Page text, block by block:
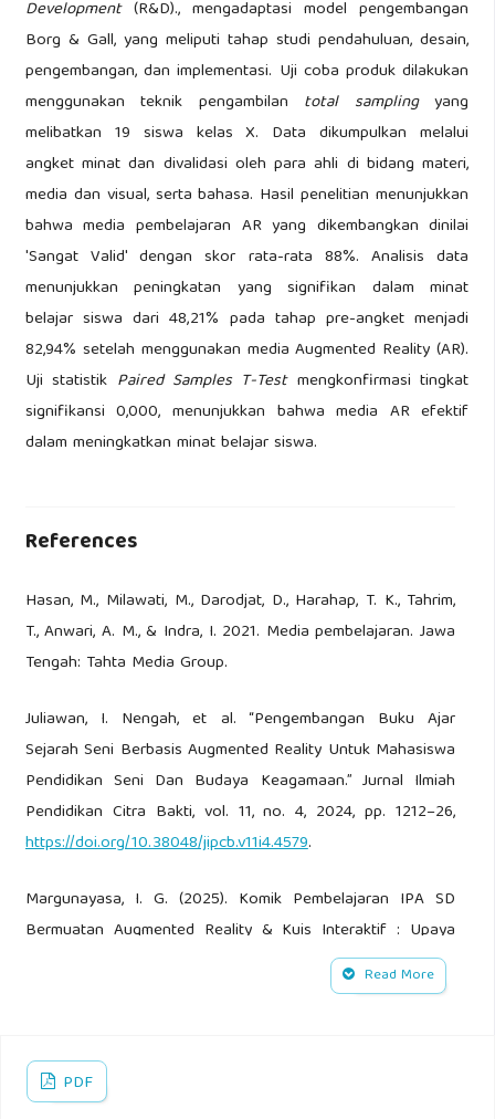
Development(R&D)., mengadaptasi model pengembangan
Borg & Gall, yang meliputi tahap studi pendahuluan, desain,
pengembangan, dan implementasi. Uji coba produk dilakukan
menggunakan teknik pengambilan total samplingyang
melibatkan 19 siswa kelas X. Data dikumpulkan melalui
angket minat dan divalidasi oleh para ahli di bidang materi,
media dan visual, serta bahasa. Hasil penelitian menunjukkan
bahwa media pembelajaran AR yang dikembangkan dinilai
'Sangat Valid' dengan skor rata-rata 88%. Analisis data
menunjukkan peningkatan yang signifikan dalam minat
belajar siswa dari 48,21% pada tahap pre-angket menjadi
82,94% setelah menggunakan media Augmented Reality (AR).
Uji statistik Paired Samples T-Testmengkonfirmasi tingkat
signifikansi 0,000, menunjukkan bahwa media AR efektif
dalam meningkatkan minat belajar siswa.
References
Hasan, M., Milawati, M., Darodjat, D., Harahap, T. K., Tahrim,
T., Anwari, A. M., & Indra, I. 2021. Media pembelajaran. Jawa
Tengah: Tahta Media Group.
Juliawan, I. Nengah, et al. “Pengembangan Buku Ajar
Sejarah Seni Berbasis Augmented Reality Untuk Mahasiswa
Pendidikan Seni Dan Budaya Keagamaan.” Jurnal Ilmiah
Pendidikan Citra Bakti, vol. 11, no. 4, 2024, pp. 1212–26,
https://doi.org/10.38048/jipcb.v11i4.4579.
Margunayasa, I. G. (2025). Komik Pembelajaran IPA SD
Bermuatan Augmented Reality & Kuis Interaktif : Upaya
Meningkatkan Literasi Membac dan Pemahaman Konsep
IPA Siswa Sekolah Dasar. Diakses dari
content/uploads/2025/03/19184531/Orasi-Ilmiah-Prof.-Dr.-I-
Gede-Margunayasa-S.Pd_.-M.Pd_.pdf
Read More
PDF